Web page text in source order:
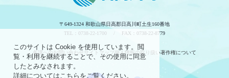
このサイトは Cookie を使用しています。閲
覧・利用を継続することで、その使用に同意
したとみなされます。
詳細についてはこちらをご覧ください。
〒649-1324 和歌山県日高郡日高川町土生160番地
TEL：0738-22-1700 / FAX：0738-22-8779
各課へのお問い合わせ サイトマップ個人情報の取り扱い著作権について